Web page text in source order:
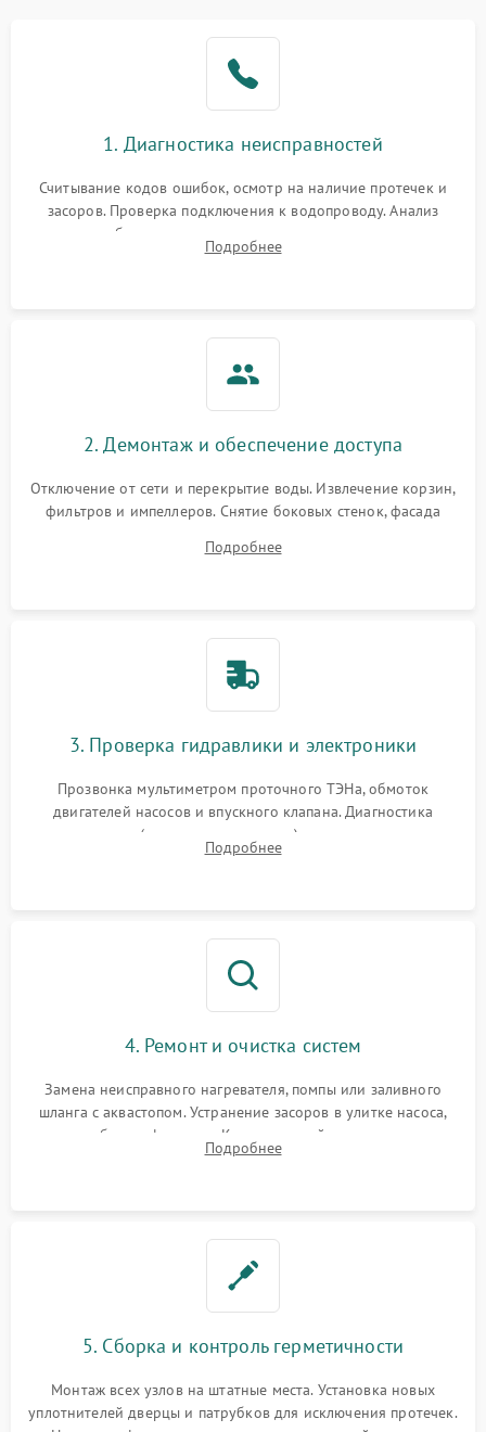
1700 ₽
циркуляционным насосом
2100 ₽ Подробнее →
1. Диагностика неисправностей
Считывание кодов ошибок, осмотр на наличие протечек и
засоров. Проверка подключения к водопроводу. Анализ
жалоб на отсутствие слива, нагрева, вращения
разбрызгивателей или срабатывание системы защиты
Подробнее
2. Демонтаж и обеспечение доступа
Отключение от сети и перекрытие воды. Извлечение корзин,
фильтров и импеллеров. Снятие боковых стенок, фасада
циркуляционному насосу, ТЭНу и сливной помпе.
Подробнее
3. Проверка гидравлики и электроники
Прозвонка мультиметром проточного ТЭНа, обмоток
двигателей насосов и впускного клапана. Диагностика
прессостата (датчика уровня воды), датчика мутности,
концевика дверцы и электронного модуля управления.
Подробнее
4. Ремонт и очистка систем
Замена неисправного нагревателя, помпы или заливного
шланга с аквастопом. Устранение засоров в улитке насоса,
патрубках и фильтрах. Компонентный ремонт платы
управления, восстановление поврежденной проводки.
Подробнее
5. Сборка и контроль герметичности
Монтаж всех узлов на штатные места. Установка новых
уплотнителей дверцы и патрубков для исключения протечек.